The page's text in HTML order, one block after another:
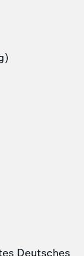
Deutsches